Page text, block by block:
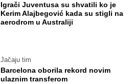
Igrači Juventusa su shvatili ko je
Kerim Alajbegović kada su stigli na
aerodrom u Australiji
Jačaju tim
Barcelona oborila rekord novim
ulaznim transferom